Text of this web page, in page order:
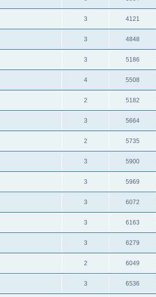
3 4121
3 4848
3 5186
4 5508
2 5182
3 5664
2 5735
3 5900
3 5969
3 6072
3 6163
3 6279
2 6049
3 6536